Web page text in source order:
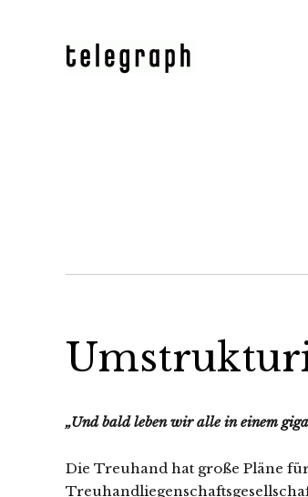
„Und bald leben wir alle in einem
Die Treuhand hat große Pläne